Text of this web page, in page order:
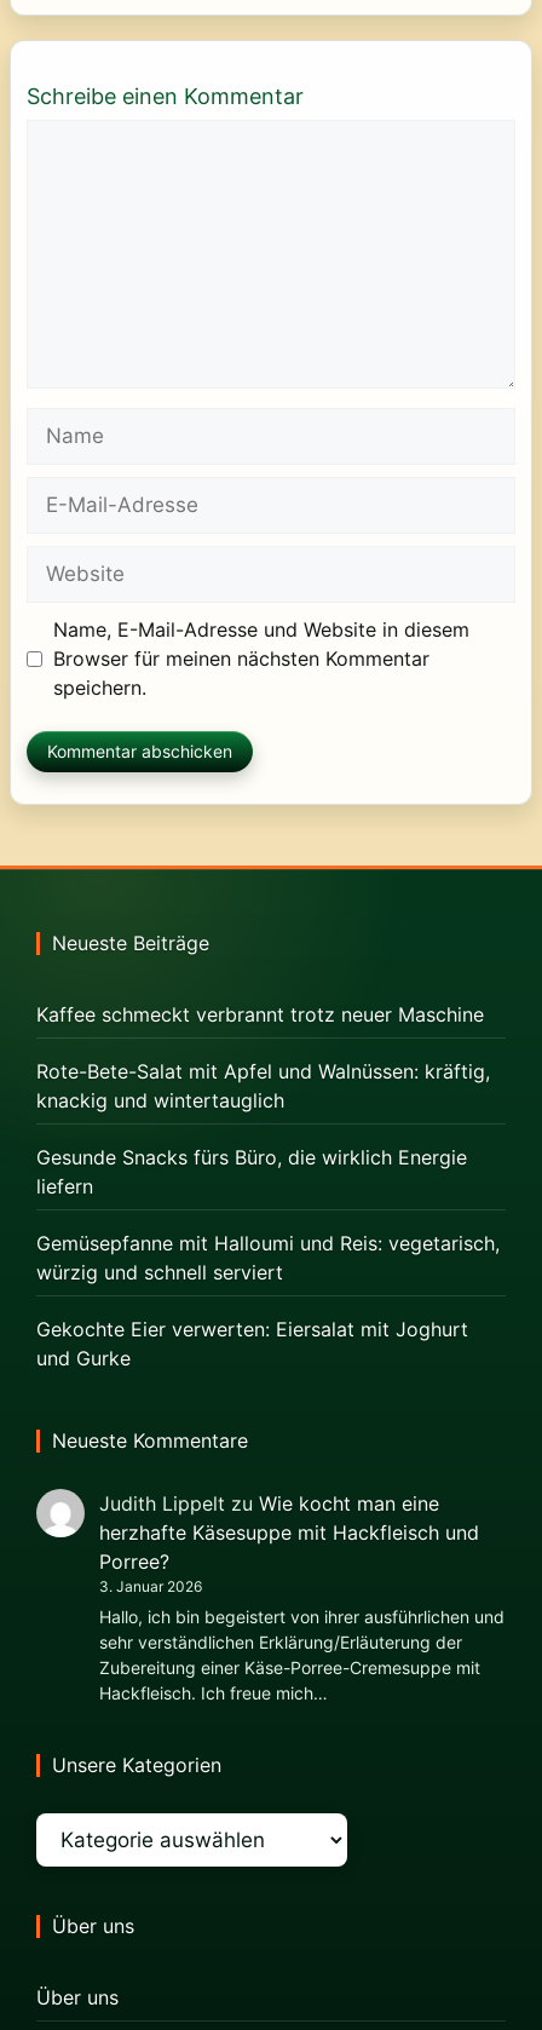
Schreibe einen Kommentar
Name
Mail-
Website
Name, E-Mail-Adresse und Website in diesem
Browser für meinen nächsten Kommentar
speichern.
Neueste Beiträge
Kaffee schmeckt verbrannt trotz neuer Maschine
Rote-Bete-Salat mit Apfel und Walnüssen: kräftig,
knackig und wintertauglich
Gesunde Snacks fürs Büro, die wirklich Energie
liefern
Gemüsepfanne mit Halloumi und Reis: vegetarisch,
würzig und schnell serviert
Gekochte Eier verwerten: Eiersalat mit Joghurt
und Gurke
Neueste Kommentare
Judith Lippelt zu Wie kocht man eine
herzhafte Käsesuppe mit Hackfleisch und
Porree?
3. Januar 2026
Hallo, ich bin begeistert von ihrer ausführlichen und
sehr verständlichen Erklärung/Erläuterung der
Zubereitung einer Käse-Porree-Cremesuppe mit
Hackfleisch. Ich freue mich…
Unsere Kategorien
Kategorien
Über uns
Über uns